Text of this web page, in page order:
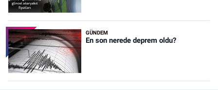
GÜNDEM
En son nerede deprem oldu?